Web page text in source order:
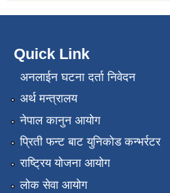
Quick Link
अनलाईन घटना दर्ता निवेदन
अर्थ मन्त्रालय
नेपाल कानुन आयोग
प्रिती फन्ट बाट युनिकोड कन्भर्रटर
राष्ट्रिय योजना आयोग
लोक सेवा आयोग